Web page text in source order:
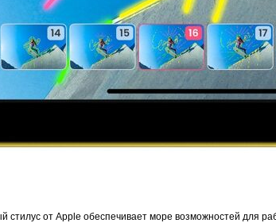
от Apple обеспечивает море возможностей для